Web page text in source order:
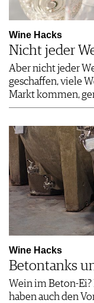
Wine Hacks
Nicht jeder
Aber nicht jeder
geschaffen, viele
Markt kommen,
Wine Hacks
Betontanks
Wein im Beton-
haben auch den